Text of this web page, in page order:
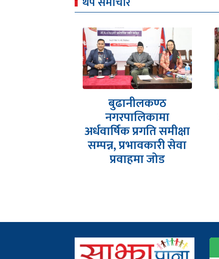
बुढानीलकण्ठ
नगरपालिकामा
अर्धवार्षिक प्रगति समीक्षा
सम्पन्न, प्रभावकारी सेवा
प्रवाहमा जोड